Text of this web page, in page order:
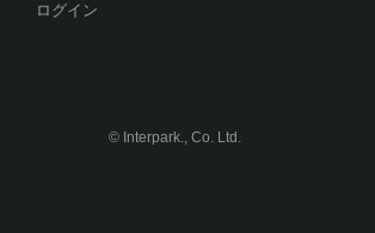
ログイン
© Interpark., Co. Ltd.